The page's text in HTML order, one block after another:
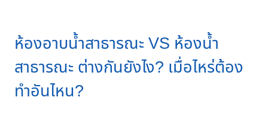
ห้องอาบน้ำสาธารณะ VS ห้องน้ำ
สาธารณะ ต่างกันยังไง? เมื่อไหร่ต้อง
ทำอันไหน?